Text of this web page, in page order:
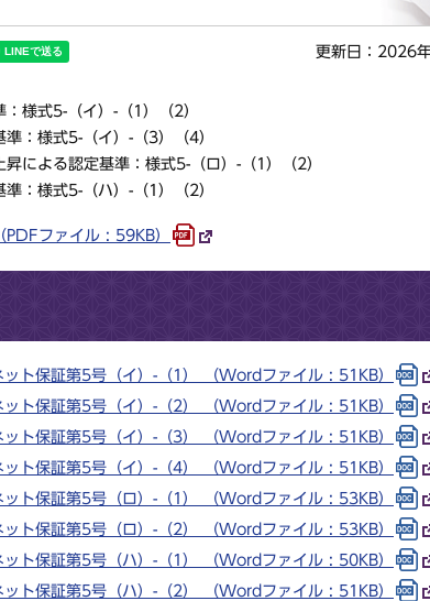
更新日：2026
：様式5-（イ）-（1）（2）
準：様式5-（イ）-（3）（4）
昇による認定基準：様式5-（ロ）-（1）（2）
準：様式5-（ハ）-（1）（2）
PDFファイル : 59KB）
ット保証第5号（イ）-（1） （Wordファイル : 51KB）
ット保証第5号（イ）-（2） （Wordファイル : 51KB）
ット保証第5号（イ）-（3） （Wordファイル : 51KB）
ット保証第5号（イ）-（4） （Wordファイル : 51KB）
ット保証第5号（ロ）-（1） （Wordファイル : 53KB）
ット保証第5号（ロ）-（2） （Wordファイル : 53KB）
ット保証第5号（ハ）-（1） （Wordファイル : 50KB）
ット保証第5号（ハ）-（2） （Wordファイル : 51KB）